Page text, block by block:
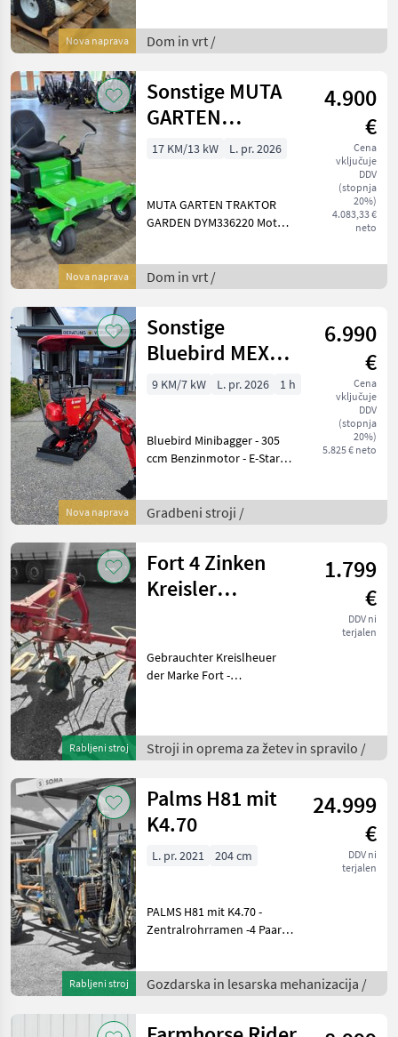
Nova naprava
Holzdurchmesser: 120 mm
Sägeblattdrehzahl: 2.530
Dom in vrt /
Nova naprava
Sonstige MUTA
GARTEN
TRAKTOR
DYM336220
4.900
€
Cena
vključuje
DDV
(stopnja
20%)
4.083,33 €
neto
17 KM/13 kW L. pr. 2026
MUTA GARTEN TRAKTOR
GARDEN DYM336220 Motor:
Leistung: 12, 5 kW bei 2.700
U/min Arbeitsbreite: 107 cm
Dom in vrt /
Nova naprava
Sonstige
Bluebird MEX
600
6.990
€
Cena
vključuje
DDV
(stopnja
20%)
5.825 € neto
9 KM/7 kW L. pr. 2026 1 h
Bluebird Minibagger - 305
ccm Benzinmotor - E-Start -
Tiefenlöffel 20 + 30 cm -
Böschungslöffel 50 cm - i
Gradbeni stroji /
Rabljeni stroj
Fort 4 Zinken
Kreisler
1.799
€
DDV ni
terjalen
Gebrauchter Kreislheuer
der Marke Fort -
lagernd und kn gerne
besichtigt werden! I
Stroji in oprema za žetev in spravilo /
Rabljeni stroj
Palms H81 mit
K4.70
24.999
€
DDV ni
terjalen
L. pr. 2021 204 cm
PALMS H81 mit K4.70 -
Zentralrohrramen -4 Paar
Stehpodest -Reichweite
Kran 7, 1m -Flap-Down
Gozdarska in lesarska mehanizacija /